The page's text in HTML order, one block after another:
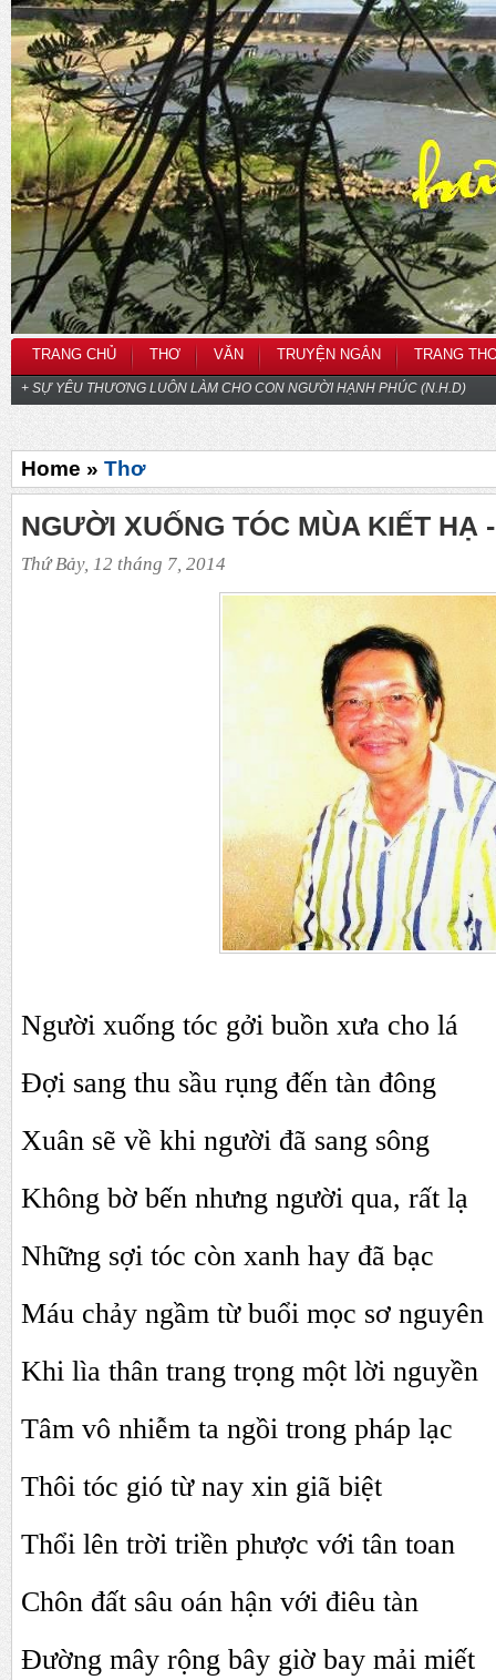
TRANG CHỦ THƠ VĂN TRUYỆN NGẮN TRANG
+ SỰ YÊU THƯƠNG LUÔN LÀM CHO CON NGƯỜI HẠNH PHÚC (N.H.D)
Home » Thơ
NGƯỜI XUỐNG TÓC MÙA KIẾT HẠ
Thứ Bảy, 12 tháng 7, 2014
Người xuống tóc gởi buồn xưa cho lá
Đợi sang thu sầu rụng đến tàn đông
Xuân sẽ về khi người đã sang sông
Không bờ bến nhưng người qua, rất lạ
Những sợi tóc còn xanh hay đã bạc
Máu chảy ngầm từ buổi mọc sơ nguyên
Khi lìa thân trang trọng một lời nguyền
Tâm vô nhiễm ta ngồi trong pháp lạc
Thôi tóc gió từ nay xin giã biệt
Thổi lên trời triền phược với tân toan
Chôn đất sâu oán hận với điêu tàn
Đường mây rộng bây giờ bay mải miết